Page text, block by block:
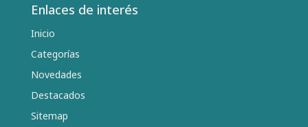
Enlaces de interés
Inicio
Categorías
Novedades
Destacados
Sitemap